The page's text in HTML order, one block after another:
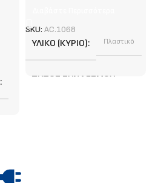
SKU: AC.1068
ΥΛΙΚΌ (ΚΎΡΙΟ) Πλαστικό
ΤΎΠΟΣ ΣΥΝΔΈΣΜΟΥ